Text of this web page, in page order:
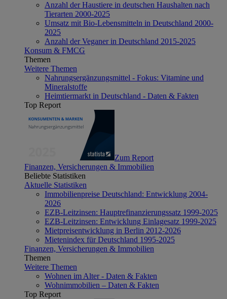
Anzahl der Haustiere in deutschen Haushalten nach
Tierarten 2000-2025
Umsatz mit Bio-Lebensmitteln in Deutschland 2000-
2025
Anzahl der Veganer in Deutschland 2015-2025
Konsum & FMCG
Themen
Weitere Themen
Nahrungsergänzungsmittel - Fokus: Vitamine und
Mineralstoffe
Heimtiermarkt in Deutschland - Daten & Fakten
Top Report
Zum Report
Finanzen, Versicherungen & Immobilien
Beliebte Statistiken
Aktuelle Statistiken
Immobilienpreise Deutschland: Entwicklung 2004-
2026
EZB-Leitzinsen: Hauptrefinanzierungssatz 1999-2025
EZB-Leitzinsen: Entwicklung Einlagesatz 1999-2025
Mietpreisentwicklung in Berlin 2012-2026
Mietenindex für Deutschland 1995-2025
Finanzen, Versicherungen & Immobilien
Themen
Weitere Themen
Wohnen im Alter - Daten & Fakten
Wohnimmobilien – Daten & Fakten
Top Report